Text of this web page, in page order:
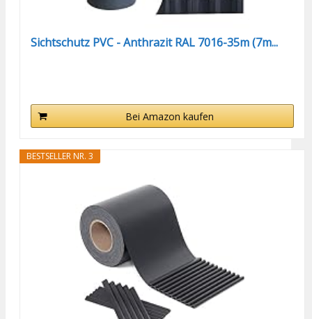
Sichtschutz PVC - Anthrazit RAL 7016-35m (7m...
Bei Amazon kaufen
BESTSELLER NR. 3